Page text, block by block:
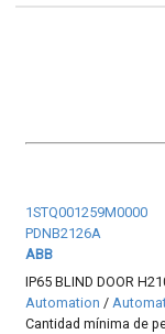
1STQ001259M0000
PDNB2126A
ABB
IP65 BLIND DOOR
Automation /
Cantidad mínima de